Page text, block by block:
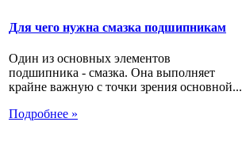
Для чего нужна смазка подшипникам
Один из основных элементов
подшипника - смазка. Она выполняет
крайне важную с точки зрения основной...
Подробнее »